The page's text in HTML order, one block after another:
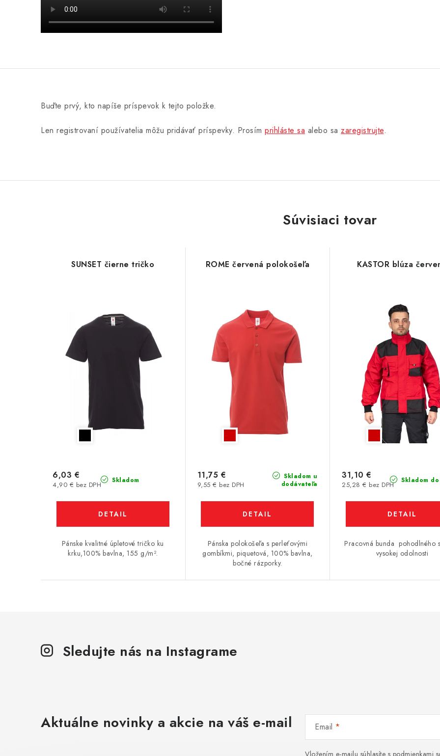
Buďte prvý, kto napíše príspevok k tejto položke.
Len registrovaní používatelia môžu pridávať príspevky. Prosím prihláste sa alebo sa zaregistrujte.
Súvisiaci tovar
SUNSET čierne tričko
Skladom
4,90 € bez DPH
6,03 €
DETAIL
Pánske kvalitné úpletové tričko ku
krku,100% bavlna, 155 g/m².
ROME červená polokošeľa
Skladom u
dodávateľa
9,55 € bez DPH
11,75 €
DETAIL
Pánska polokošeľa s perleťovými
gombíkmi, piquetová, 100% bavlna,
bočné rázporky.
KASTOR blúza
Skladom
25,28 € bez DPH
31,10 €
DETAIL
Pracovná bunda pohodlného
vysokej odolnosti
Sledujte nás na Instagrame
Aktuálne novinky a akcie na váš e-mail Email
Vložením e-mailu súhlasíte s podmienkami